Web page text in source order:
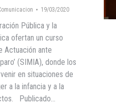
19/03/2020
Pública y la
ofertan un curso
Actuación ante
(SIMIA), donde los
en situaciones de
a la infancia y a la
Publicado…